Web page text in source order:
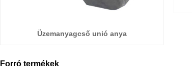
Üzemanyagcső unió anya
Forró termékek